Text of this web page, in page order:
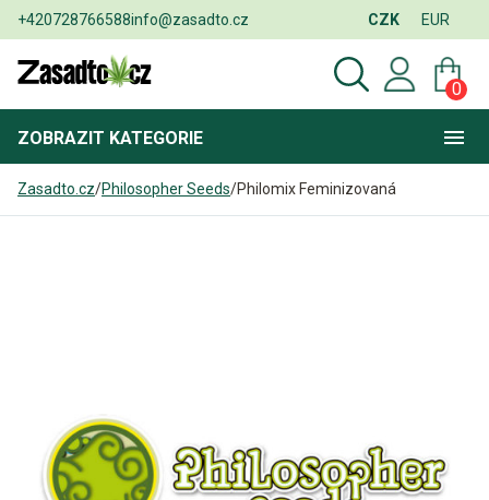
+420728766588info@zasadto.cz CZK EUR
0
ZOBRAZIT KATEGORIE
Zasadto.cz/Philosopher Seeds/Philomix Feminizovaná